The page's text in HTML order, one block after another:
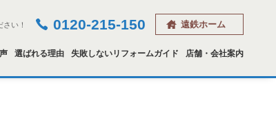
い！ 0120-215-150 遠鉄ホーム
選ばれる理由 失敗しないリフォームガイド 店舗・会社案内